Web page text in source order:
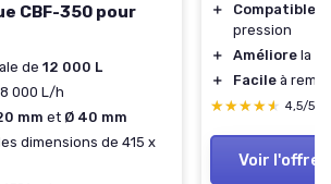
CBF-350 pour
de 12 000 L
000 L/h
mm et Ø 40 mm
dimensions de 415 x
＋ Compatible
pression
＋
Améliore la
＋
Facile à
★★★★★
★★★★★ 4,5/5
Voir l'offre